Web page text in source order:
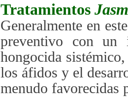
Tratamientos
Generalmente en
preventivo con un
hongocida
los áfidos y el
menudo favorecidas